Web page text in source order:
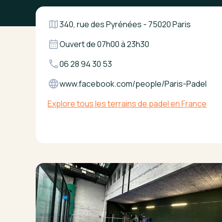
340, rue des Pyrénées - 75020 Paris
Ouvert de07h00à23h30
06 28 94 30 53
www.facebook.com/people/Paris-Padel
Explore tous les terrains de padel en France